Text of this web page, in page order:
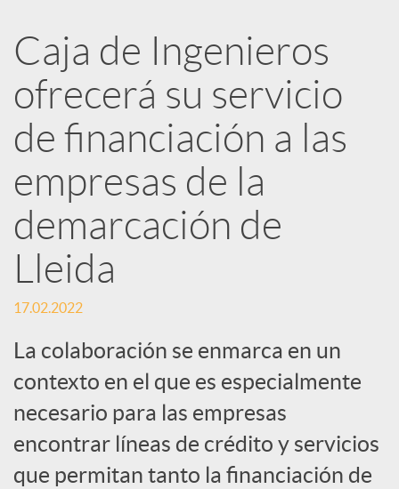
e
d
e
s
S
o
c
i
Caja de Ingenieros
ofrecerá su servicio
de financiación a las
empresas de la
demarcación de
Lleida
17.02.2022
La colaboración se enmarca en un
contexto en el que es especialmente
necesario para las empresas
encontrar líneas de crédito y servicios
que permitan tanto la financiación de